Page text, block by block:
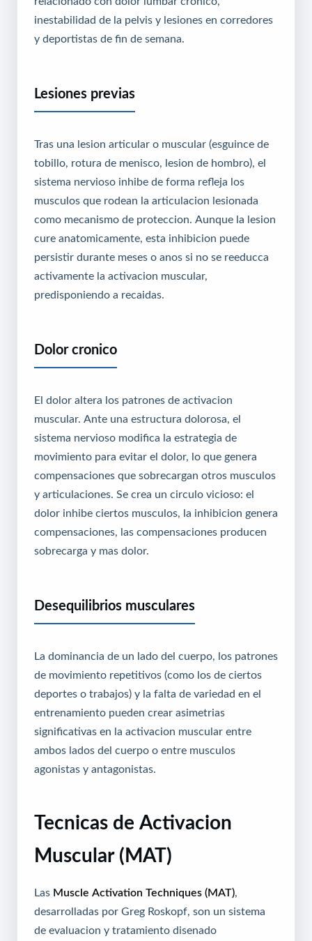
inestabilidad de la pelvis y lesiones en corredores
y deportistas de fin de semana.
Lesiones previas
Tras una lesion articular o muscular (esguince de
tobillo, rotura de menisco, lesion de hombro), el
sistema nervioso inhibe de forma refleja los
musculos que rodean la articulacion lesionada
como mecanismo de proteccion. Aunque la lesion
cure anatomicamente, esta inhibicion puede
persistir durante meses o anos si no se reeducca
activamente la activacion muscular,
predisponiendo a recaidas.
Dolor cronico
El dolor altera los patrones de activacion
muscular. Ante una estructura dolorosa, el
sistema nervioso modifica la estrategia de
movimiento para evitar el dolor, lo que genera
compensaciones que sobrecargan otros musculos
y articulaciones. Se crea un circulo vicioso: el
dolor inhibe ciertos musculos, la inhibicion genera
compensaciones, las compensaciones producen
sobrecarga y mas dolor.
Desequilibrios musculares
La dominancia de un lado del cuerpo, los patrones
de movimiento repetitivos (como los de ciertos
deportes o trabajos) y la falta de variedad en el
entrenamiento pueden crear asimetrias
significativas en la activacion muscular entre
ambos lados del cuerpo o entre musculos
agonistas y antagonistas.
Tecnicas de Activacion
Muscular (MAT)
Las Muscle Activation Techniques (MAT)
desarrolladas por Greg Roskopf, son un sistema
de evaluacion y tratamiento disenado